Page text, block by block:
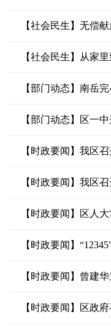
【社会民生】无偿
【社会民生】从家
【部门动态】南岳
【部门动态】区一
【时政要闻】我区
【时政要闻】我区
【时政要闻】区人
【时政要闻】
【时政要闻】曾建
【时政要闻】区政